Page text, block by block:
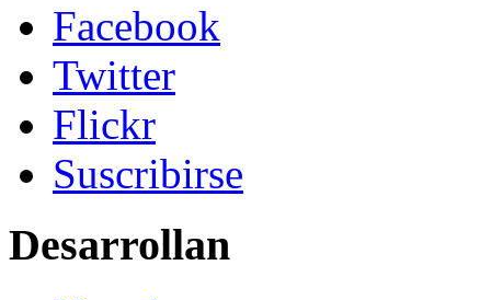
Facebook
Twitter
Flickr
Suscribirse
Desarrollan